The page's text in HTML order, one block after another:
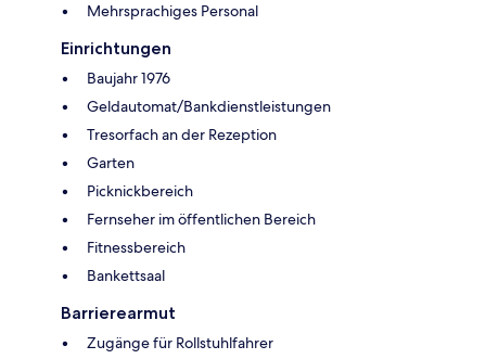
Mehrsprachiges Personal
Einrichtungen
Baujahr 1976
Geldautomat/Bankdienstleistungen
Tresorfach an der Rezeption
Garten
Picknickbereich
Fernseher im öffentlichen Bereich
Fitnessbereich
Bankettsaal
Barrierearmut
Zugänge für Rollstuhlfahrer